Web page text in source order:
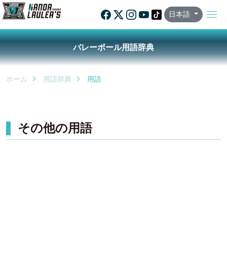
日本語
バレーボール用語辞典
ホーム 用語辞典 用語
その他の用語